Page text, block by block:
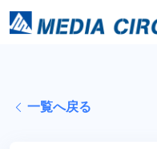
一覧へ戻る